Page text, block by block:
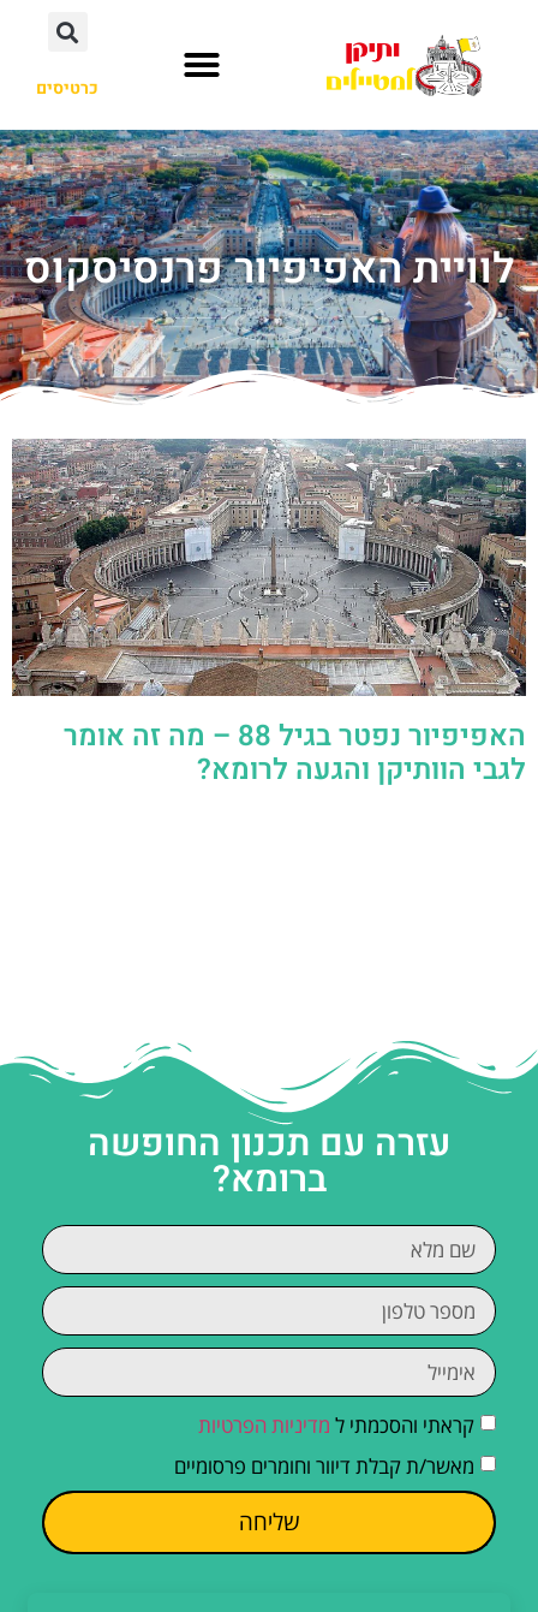
כרטיסים
לוויית האפיפיור פרנסיסקוס
האפיפיור נפטר בגיל 88 – מה זה אומר
לגבי הוותיקן והגעה לרומא?
עזרה עם תכנון החופשה
ברומא?
קראתי והסכמתי ל מדיניות הפרטיות
מאשר/ת קבלת דיוור וחומרים פרסומיים
שליחה